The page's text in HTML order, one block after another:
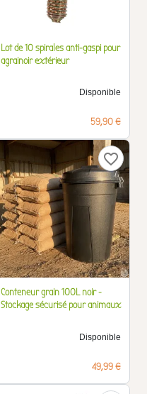
Lot de 10 spirales anti-gaspi pour
agrainoir extérieur
Disponible
Prix
59,90 €
favorite_border
Conteneur grain 100L noir -
Stockage sécurisé pour animaux
Disponible
Prix
49,99 €